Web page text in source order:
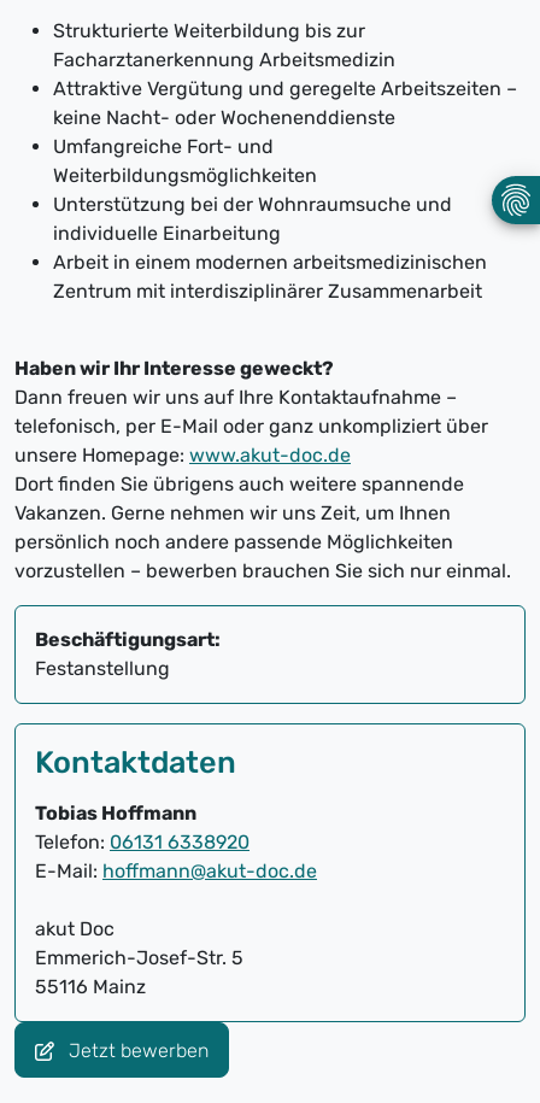
Strukturierte Weiterbildung bis zur
Facharztanerkennung Arbeitsmedizin
Attraktive Vergütung und geregelte Arbeitszeiten –
keine Nacht- oder Wochenenddienste
Umfangreiche Fort- und
Weiterbildungsmöglichkeiten
Unterstützung bei der Wohnraumsuche und
individuelle Einarbeitung
Arbeit in einem modernen arbeitsmedizinischen
Zentrum mit interdisziplinärer Zusammenarbeit
Haben wir Ihr Interesse geweckt?
Dann freuen wir uns auf Ihre Kontaktaufnahme –
telefonisch, per E-Mail oder ganz unkompliziert über
unsere Homepage: www.akut-doc.de
Dort finden Sie übrigens auch weitere spannende
Vakanzen. Gerne nehmen wir uns Zeit, um Ihnen
persönlich noch andere passende Möglichkeiten
vorzustellen – bewerben brauchen Sie sich nur einmal.
Beschäftigungsart:
Festanstellung
Kontaktdaten
Tobias Hoffmann
Telefon: 06131 6338920
E-Mail: hoffmann@akut-doc.de
akut Doc
Emmerich-Josef-Str. 5
55116 Mainz
Jetzt bewerben